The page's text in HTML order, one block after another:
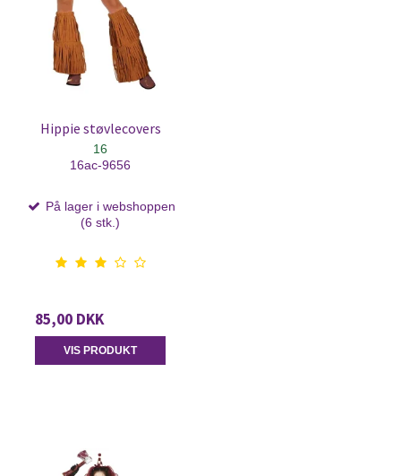
Hippie støvlecovers
16
16ac-9656
På lager i webshoppen
(6 stk.)
85,00 DKK
VIS PRODUKT